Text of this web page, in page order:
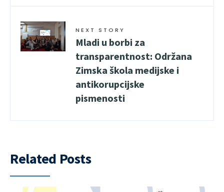
NEXT STORY
Mladi u borbi za
transparentnost: Održana
Zimska škola medijske i
antikorupcijske
pismenosti
Related Posts